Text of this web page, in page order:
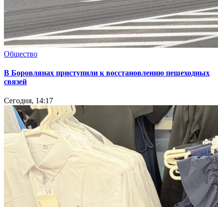
Общество
В Боровлянах приступили к восстановлению пешеходных
связей
Сегодня, 14:17